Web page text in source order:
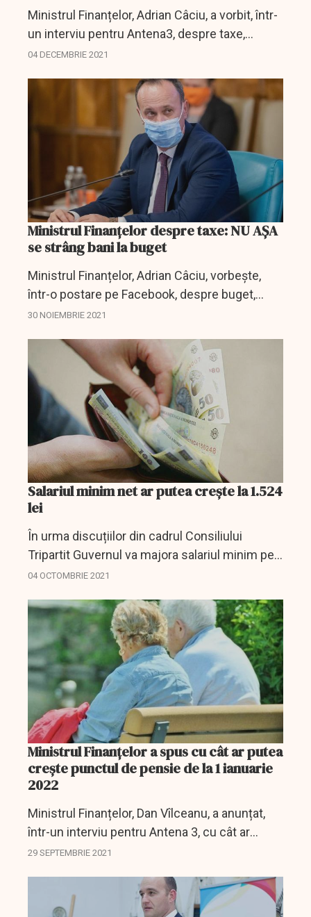
Ministrul Finanțelor, Adrian Câciu, a vorbit, într-
un interviu pentru Antena3, despre taxe,
despre veniturile din Sănătăte și Educație, dar
04 DECEMBRIE 2021
Ministrul Finanțelor despre taxe: NU AȘA
se strâng bani la buget
Ministrul Finanțelor, Adrian Câciu, vorbește,
într-o postare pe Facebook, despre buget,
despre responsabilitate și stimularea
plan bine pus la...
30 NOIEMBRIE 2021
Salariul minim net ar putea crește la 1.524
lei
În urma discuțiilor din cadrul Consiliului
Tripartit Guvernul va majora salariul minim pe
economie cu aproape 11%, ceea ce înseamnă
04 OCTOMBRIE 2021
Ministrul Finanțelor a spus cu cât ar putea
crește punctul de pensie de la 1 ianuarie
2022
Ministrul Finanțelor, Dan Vîlceanu, a anunțat,
într-un interviu pentru Antena 3, cu cât ar
putea creșterea punctul de pensie de la 1
29 SEPTEMBRIE 2021